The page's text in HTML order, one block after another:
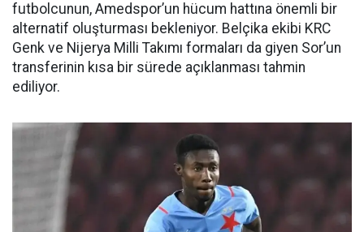
futbolcunun, Amedspor’un hücum hattına önemli bir
alternatif oluşturması bekleniyor. Belçika ekibi KRC
Genk ve Nijerya Milli Takımı formaları da giyen Sor’un
transferinin kısa bir sürede açıklanması tahmin
ediliyor.